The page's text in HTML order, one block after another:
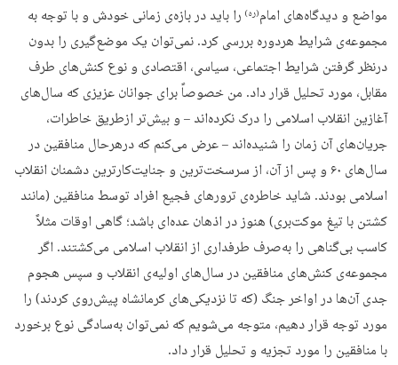
مواضع و دیدگاه‌های امام(ره) را باید در بازه‌ی زمانی خودش و با توجه به
مجموعه‌ی شرایط هردوره بررسی کرد. نمی‌توان یک موضع‌گیری را بدون
درنظر گرفتن شرایط اجتماعی، سیاسی، اقتصادی و نوع کنش‌های طرف
مقابل، مورد تحلیل قرار داد. من خصوصاً برای جوانان عزیزی که سال‌های
آغازین انقلاب اسلامی را درک نکرده‌اند – و بیش‌تر ازطریق خاطرات،
جریان‌های آن زمان را شنیده‌اند – عرض می‌کنم که درهرحال منافقین در
سال‌های ۶۰ و پس از آن، از سرسخت‌ترین و جنایت‌کارترین دشمنان انقلاب
اسلامی بودند. شاید خاطره‌ی ترورهای فجیع افراد توسط منافقین (مانند
کشتن با تیغ موکت‌بری) هنوز در اذهان عده‌ای باشد؛ گاهی اوقات مثلاً
کاسب بی‌گناهی را به‌صرف طرفداری از انقلاب اسلامی می‌کشتند. اگر
مجموعه‌ی کنش‌های منافقین در سال‌های اولیه‌ی انقلاب و سپس هجوم
جدی آن‌ها در اواخر جنگ (که تا نزدیکی‌های کرمانشاه پیش‌روی کردند) را
مورد توجه قرار دهیم، متوجه می‌شویم که نمی‌توان به‌سادگی نوع برخورد
با منافقین را مورد تجزیه و تحلیل قرار داد.